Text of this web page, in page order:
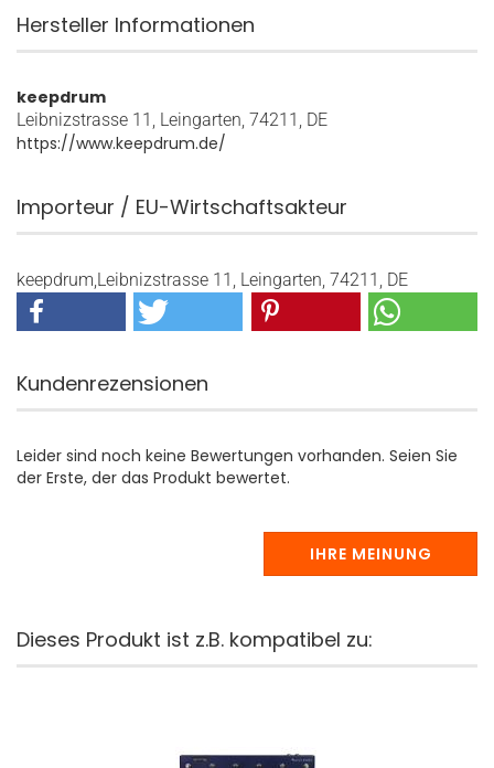
Hersteller Informationen
keepdrum
Leibnizstrasse 11, Leingarten, 74211, DE
https://www.keepdrum.de/
Importeur / EU-Wirtschaftsakteur
keepdrum,Leibnizstrasse 11, Leingarten, 74211, DE
Kundenrezensionen
Leider sind noch keine Bewertungen vorhanden. Seien Sie
der Erste, der das Produkt bewertet.
IHRE MEINUNG
Dieses Produkt ist z.B. kompatibel zu: